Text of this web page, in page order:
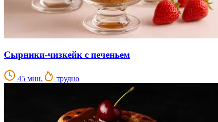
Сырники-чизкейк с печеньем
45 мин. трудно